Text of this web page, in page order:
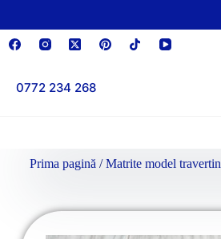
0772 234 268
Prima pagină /Matrite model travertin